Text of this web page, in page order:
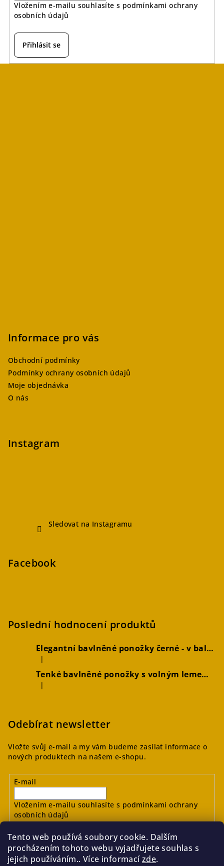
Tento web používá soubory cookie. Dalším
procházením tohoto webu vyjadřujete souhlas s
jejich používáním.. Více informacízde.
Vložením e-mailu souhlasíte s podmínkami ochrany
osobních údajů
Přihlásit se
Informace pro vás
Obchodní podmínky
Podmínky ochrany osobních údajů
Moje objednávka
O nás
Instagram
Sledovat na Instagramu
Facebook
Poslední hodnocení produktů
Elegantní bavlněné ponožky černé - v balení 2 párů
Hodnocení produktu je 5 z 5 hvězdiček.
|
Tenké bavlněné ponožky s volným lemem hořčicové, 2 páry
Hodnocení produktu je 4 z 5 hvězdiček.
|
Odebírat newsletter
Vložte svůj e-mail a my vám budeme zasílat informace o
nových produktech na našem e-shopu.
E-mail
Vložením e-mailu souhlasíte s podmínkami ochrany
osobních údajů
Přihlásit se